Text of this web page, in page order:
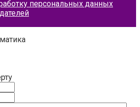
персональных данных